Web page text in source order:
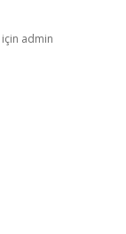
için admin